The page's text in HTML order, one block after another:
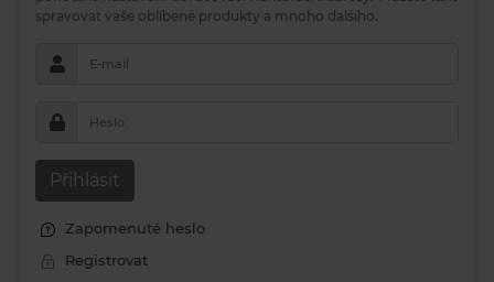
spravovat vaše oblíbené produkty a mnoho dalšího.
E-mail
Heslo
Přihlásit
Zapomenuté heslo
Registrovat